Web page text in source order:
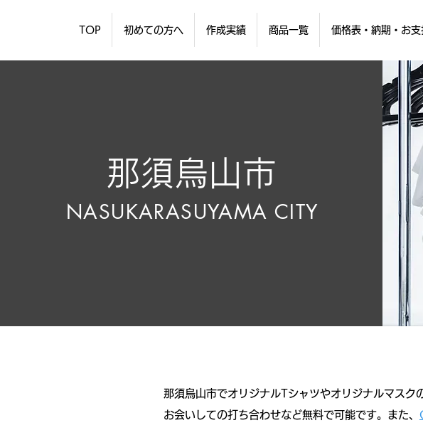
TOP 初めての方へ 作成実績 商品一覧 価格表・納期・お支
那須烏山市
NASUKARASUYAMA CITY
那須烏山市でオリジナルTシャツやオリジナルマスク
お会いしての打ち合わせなど無料で可能です。 また、